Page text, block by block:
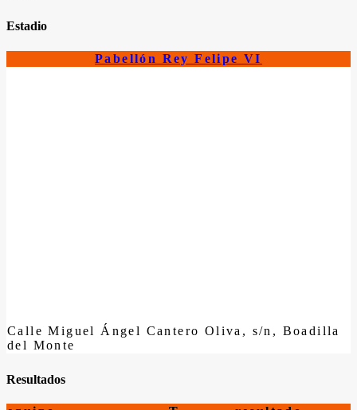
Estadio
Pabellón Rey Felipe VI
Calle Miguel Ángel Cantero Oliva, s/n, Boadilla
del Monte
Resultados